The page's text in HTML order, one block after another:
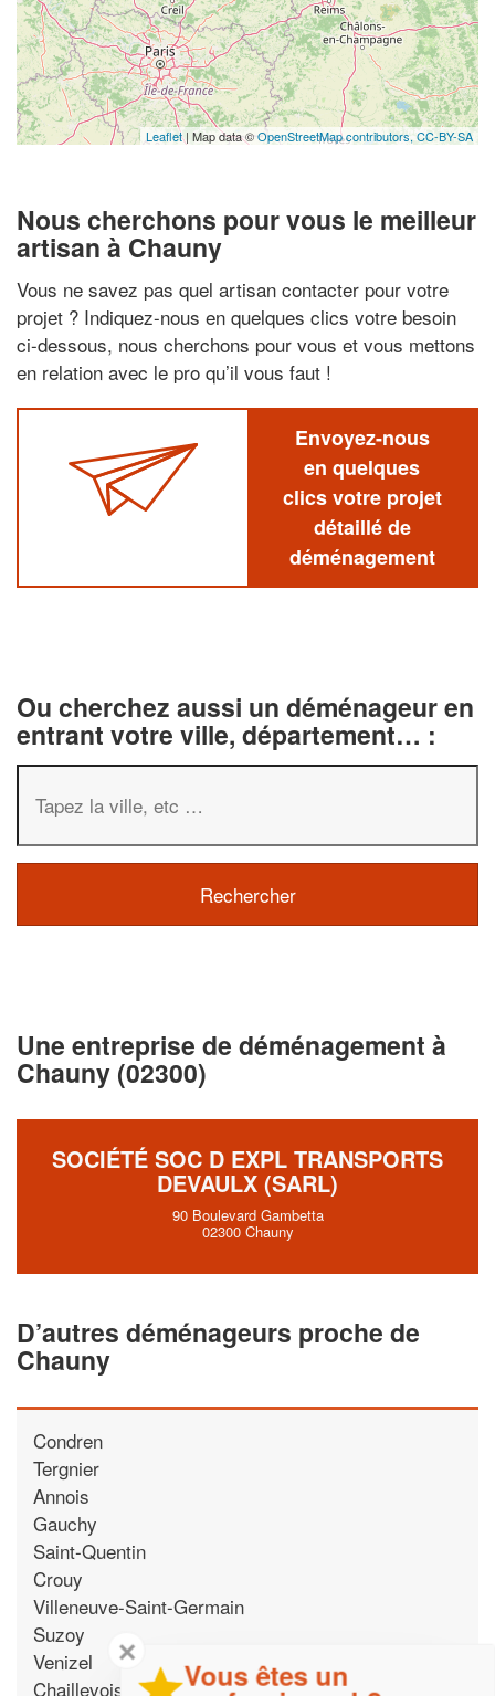
Leaflet| Map data ©OpenStreetMap contributors, CC-BY-SA
Nous cherchons pour vous le meilleur
artisan à Chauny
Vous ne savez pas quel artisan contacter pour votre
projet ? Indiquez-nous en quelques clics votre besoin
ci-dessous, nous cherchons pour vous et vous mettons
en relation avec le pro qu’il vous faut !
Envoyez-nous
en quelques
clics votre projet
détaillé de
déménagement
Ou cherchez aussi un déménageur en
entrant votre ville, département… :
Une entreprise de déménagement à
Chauny (02300)
SOCIÉTÉ SOC D EXPL TRANSPORTS
DEVAULX (SARL)
90 Boulevard Gambetta
02300 Chauny
D’autres déménageurs proche de
Chauny
Condren
Tergnier
Annois
Gauchy
Saint-Quentin
Crouy
Villeneuve-Saint-Germain
Suzoy
Venizel
Chaillevois
✕
Vous êtes un